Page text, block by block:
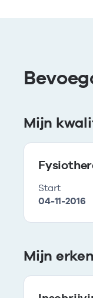
Mijn
Start
04-11-2016
Mijn